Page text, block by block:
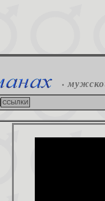
.
ССЫЛКИ